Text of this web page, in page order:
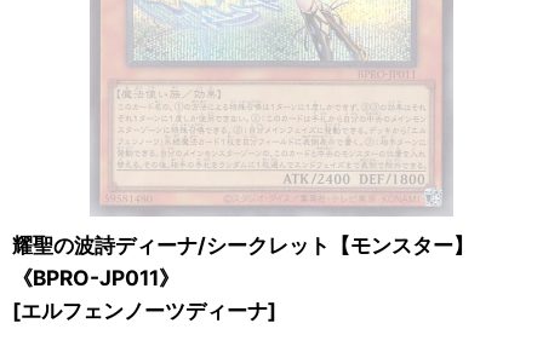
耀聖の波詩ディーナ/シークレット【モンスター】
《BPRO-JP011》
[エルフェンノーツディーナ]